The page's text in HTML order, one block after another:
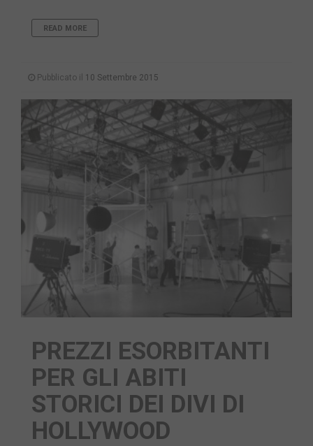
READ MORE
Pubblicato il 10 Settembre 2015
PREZZI ESORBITANTI
PER GLI ABITI
STORICI DEI DIVI DI
HOLLYWOOD